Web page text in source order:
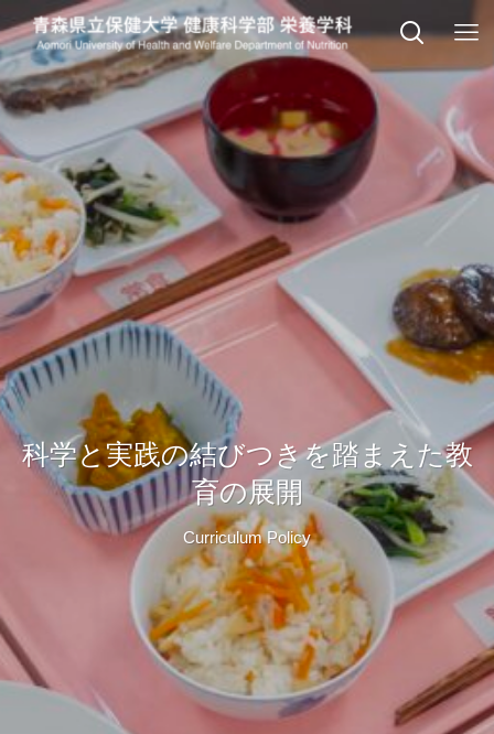
栄養を考えると、食は医になり、社
会と人は笑顔になる
To lead the Human Care
科学的根拠に裏付けられた知識
Evidence-based Nutrition(EBN)
科学と実践の結びつきを踏まえた教
育の展開
Curriculum Policy